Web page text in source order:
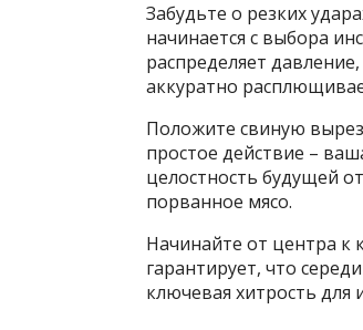
Забудьте о резких
начинается с выбора
распределяет
аккуратно
Положите свиную
простое действие –
целостность будущей
порванное мясо.
Начинайте от центра к
гарантирует, что
ключевая хитрость для